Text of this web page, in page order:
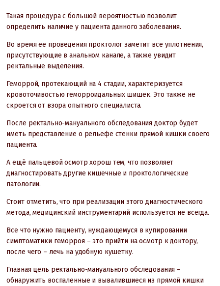
Такая процедура с большой вероятностью позволит
определить наличие у пациента данного заболевания.
Во время ее проведения проктолог заметит все уплотнения,
присутствующие в анальном канале, а также увидит
ректальные выделения.
Геморрой, протекающий на 4 стадии, характеризуется
кровоточивостью геморроидальных шишек. Это также не
скроется от взора опытного специалиста.
После ректально-мануального обследования доктор будет
иметь представление о рельефе стенки прямой кишки своего
пациента.
А ещё пальцевой осмотр хорош тем, что позволяет
диагностировать другие кишечные и проктологические
патологии.
Стоит отметить, что при реализации этого диагностического
метода, медицинский инструментарий используется не всегда.
Все что нужно пациенту, нуждающемуся в купировании
симптоматики геморроя – это прийти на осмотр к доктору,
после чего – лечь на удобную кушетку.
Главная цель ректально-мануального обследования –
обнаружить воспаленные и вывалившиеся из прямой кишки